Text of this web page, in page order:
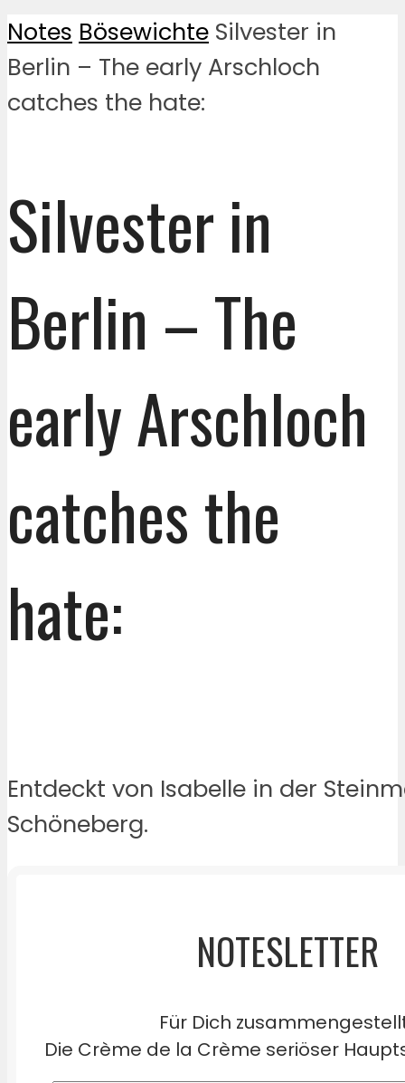
Notes Bösewichte Silvester in
Berlin – The early Arschloch
catches the hate:
Silvester in
Berlin – The
early Arschloch
catches the
hate:
Entdeckt von Isabelle in der
Schöneberg.
NOTESLETTER
Für Dich
Die Crème de la Crème seriöser